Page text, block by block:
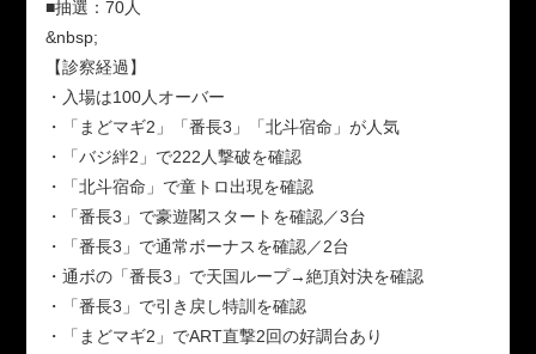
■抽選：70人
&nbsp;
【診察経過】
・入場は100人オーバー
・「まどマギ2」「番長3」「北斗宿命」が人気
・「バジ絆2」で222人撃破を確認
・「北斗宿命」で童トロ出現を確認
・「番長3」で豪遊閣スタートを確認／3台
・「番長3」で通常ボーナスを確認／2台
・通ボの「番長3」で天国ループ→絶頂対決を確認
・「番長3」で引き戻し特訓を確認
・「まどマギ2」でART直撃2回の好調台あり